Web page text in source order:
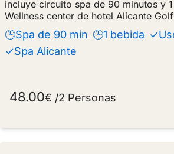
incluye circuito spa de 90 minutos y
Wellness center de hotel Alicante Golf
🕒Spa de 90 min 🕒1 bebida
✓Spa Alicante
48.00€ /2 Personas